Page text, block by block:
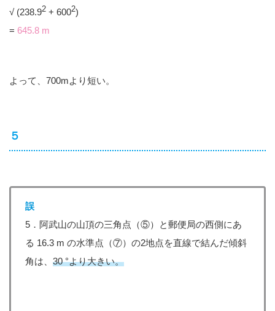
√ (238.92 + 6002)
= 645.8 m
よって、700mより短い。
５
誤
5．阿武山の山頂の三角点（⑤）と郵便局の西側にあ
る 16.3 m の水準点（⑦）の2地点を直線で結んだ傾斜
角は、 30 °より大きい。